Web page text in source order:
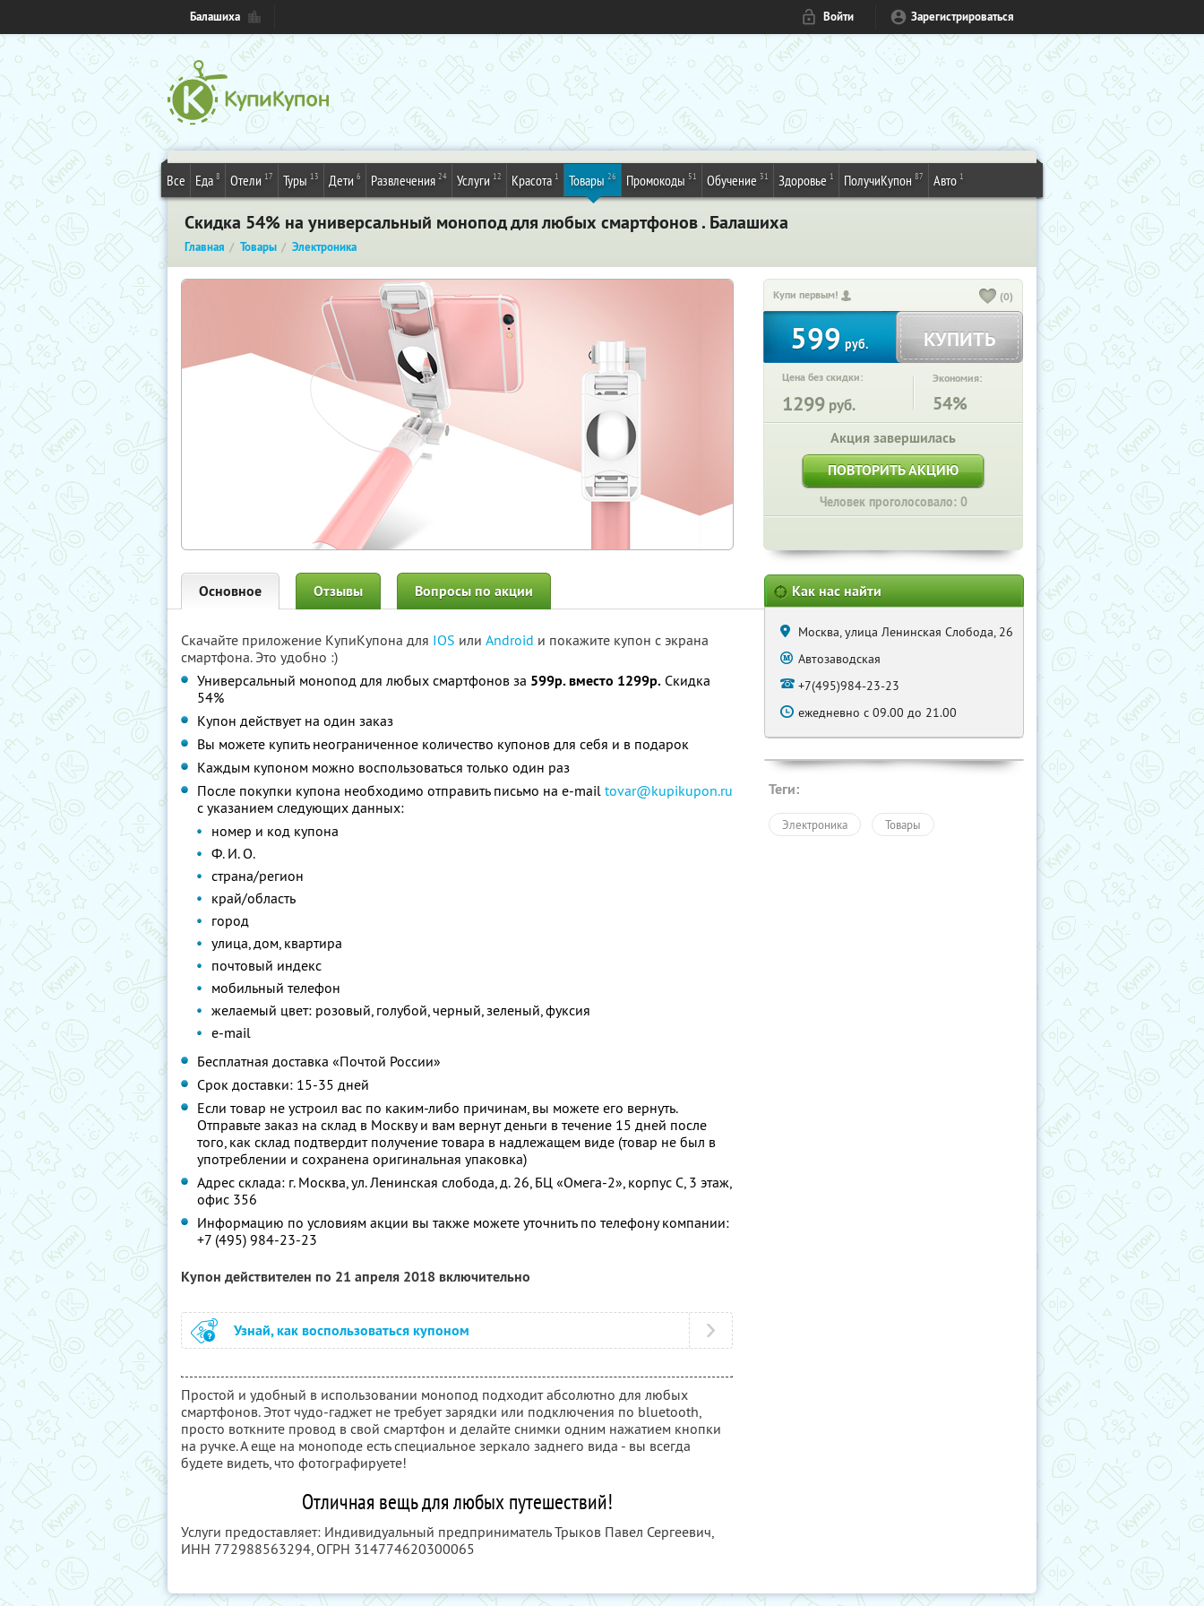
Балашиха Войти Зарегистрироваться
Все Еда 8 Отели 17 Туры 13 Дети 6 Развлечения 24 Услуги 12 Красота 1 Товары 26 Промокоды 51 Обучение 31 Здоровье 1 ПолучиКупон 87 Авто 1
Скидка 54% на универсальный монопод для любых смартфонов . Балашиха
Главная Товары Электроника
Купи первым! (0)
599 руб. КУПИТЬ
Цена без скидки:
1299 руб.
Экономия:
54%
Акция завершилась
ПОВТОРИТЬ АКЦИЮ
Человек проголосовало: 0
Основное Отзывы Вопросы по акции
Скачайте приложение КупиКупона для IOS или Android и покажите купон с экрана
смартфона. Это удобно :)
Универсальный монопод для любых смартфонов за 599р. вместо 1299р. Скидка
54%
Купон действует на один заказ
Вы можете купить неограниченное количество купонов для себя и в подарок
Каждым купоном можно воспользоваться только один раз
После покупки купона необходимо отправить письмо на e-mail tovar@kupikupon.ru
с указанием следующих данных:
номер и код купона
Ф. И. О.
страна/регион
край/область
город
улица, дом, квартира
почтовый индекс
мобильный телефон
желаемый цвет: розовый, голубой, черный, зеленый, фуксия
e-mail
Бесплатная доставка «Почтой России»
Срок доставки: 15-35 дней
Если товар не устроил вас по каким-либо причинам, вы можете его вернуть.
Отправьте заказ на склад в Москву и вам вернут деньги в течение 15 дней после
того, как склад подтвердит получение товара в надлежащем виде (товар не был в
употреблении и сохранена оригинальная упаковка)
Адрес склада: г. Москва, ул. Ленинская слобода, д. 26, БЦ «Омега-2», корпус С, 3 этаж,
офис 356
Информацию по условиям акции вы также можете уточнить по телефону компании:
+7 (495) 984-23-23
Купон действителен по 21 апреля 2018 включительно
Узнай, как воспользоваться купоном
Простой и удобный в использовании монопод подходит абсолютно для любых
смартфонов. Этот чудо-гаджет не требует зарядки или подключения по bluetooth,
просто воткните провод в свой смартфон и делайте снимки одним нажатием кнопки
на ручке. А еще на моноподе есть специальное зеркало заднего вида - вы всегда
будете видеть, что фотографируете!
Отличная вещь для любых путешествий!
Услуги предоставляет: Индивидуальный предприниматель Трыков Павел Сергеевич,
ИНН 772988563294, ОГРН 314774620300065
Как нас найти
Москва, улица Ленинская Слобода, 26
Автозаводская
+7(495)984-23-23
ежедневно с 09.00 до 21.00
Теги:
Электроника Товары